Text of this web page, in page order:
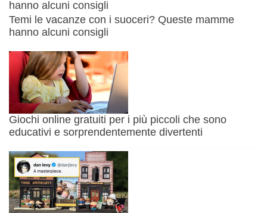
Temi le vacanze con i suoceri? Queste mamme
hanno alcuni consigli
Giochi online gratuiti per i più piccoli che sono
educativi e sorprendentemente divertenti